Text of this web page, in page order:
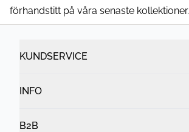
förhandstitt på våra senaste kollektioner.
KUNDSERVICE
INFO
B2B